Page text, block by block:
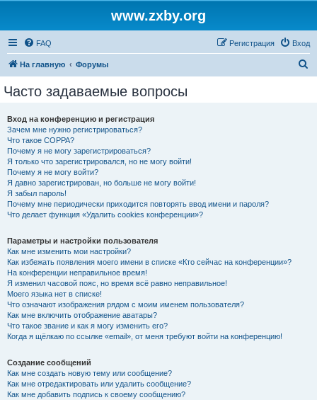
www.zxby.org
FAQ Вход
Регистрация
На главную Форумы
Часто задаваемые вопросы
Вход на конференцию и регистрация
Зачем мне нужно регистрироваться?
Что такое COPPA?
Почему я не могу зарегистрироваться?
Я только что зарегистрировался, но не могу войти!
Почему я не могу войти?
Я давно зарегистрирован, но больше не могу войти!
Я забыл пароль!
Почему мне периодически приходится повторять ввод имени и пароля?
Что делает функция «Удалить cookies конференции»?
Параметры и настройки пользователя
Как мне изменить мои настройки?
Как избежать появления моего имени в списке «Кто сейчас на конференции»?
На конференции неправильное время!
Я изменил часовой пояс, но время всё равно неправильное!
Моего языка нет в списке!
Что означают изображения рядом с моим именем пользователя?
Как мне включить отображение аватары?
Что такое звание и как я могу изменить его?
Когда я щёлкаю по ссылке «email», от меня требуют войти на конференцию!
Создание сообщений
Как мне создать новую тему или сообщение?
Как мне отредактировать или удалить сообщение?
Как мне добавить подпись к своему сообщению?